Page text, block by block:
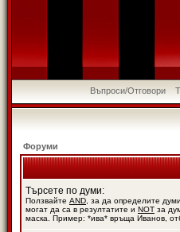
Въпроси/Отговори
Форуми
Търсете по думи:
Ползвайте AND , за да определите
могат да са в резултатите и NOT за
маска. Пример: *ива* връща Иванов,